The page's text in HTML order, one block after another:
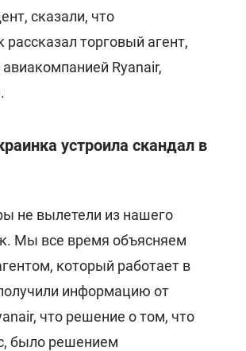
сказали, что
торговый агент,
Ryanair,
устроила скандал в
не вылетели из нашего
Мы все время объясняем
который работает в
информацию от
что решение о том, что
было решением